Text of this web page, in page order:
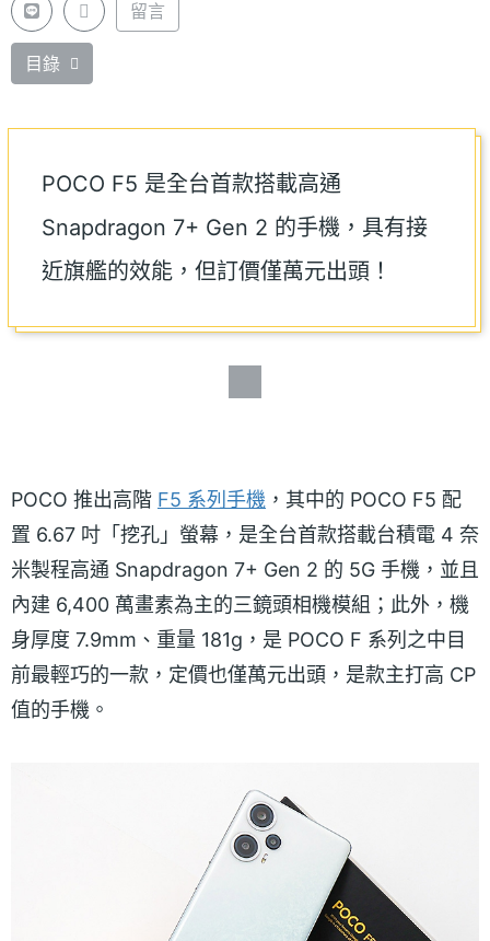
留言
目錄
POCO F5 是全台首款搭載高通
Snapdragon 7+ Gen 2 的手機，具有接
近旗艦的效能，但訂價僅萬元出頭！
POCO 推出高階 F5 系列手機 ，其中的 POCO F5 配
置 6.67 吋「挖孔」螢幕，是全台首款搭載台積電 4 奈
米製程高通 Snapdragon 7+ Gen 2 的 5G 手機，並且
內建 6,400 萬畫素為主的三鏡頭相機模組；此外，機
身厚度 7.9mm、重量 181g，是 POCO F 系列之中目
前最輕巧的一款，定價也僅萬元出頭，是款主打高 CP
值的手機。